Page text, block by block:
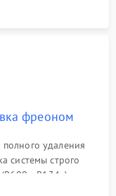
фреоном
удаления
системы строго
R134a) по
в системе.